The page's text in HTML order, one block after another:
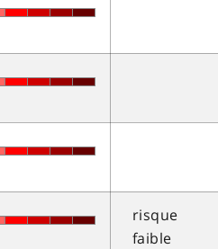
risque
faible